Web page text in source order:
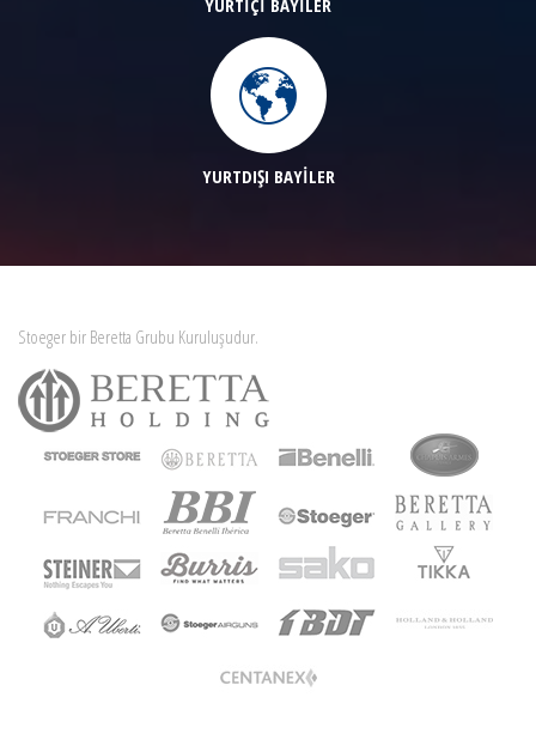
YURTİÇİ BAYİLER
YURTDIŞI BAYİLER
Stoeger bir Beretta Grubu Kuruluşudur.